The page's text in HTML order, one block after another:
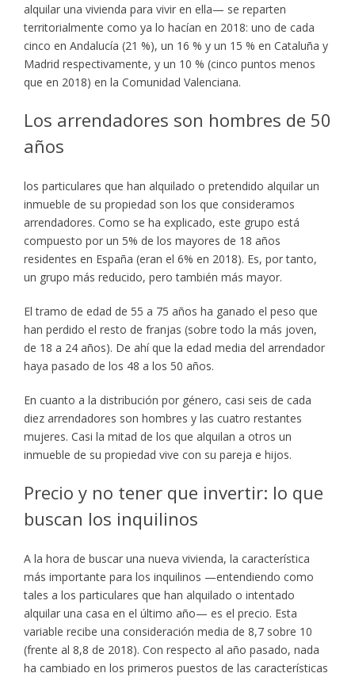
alquilar una vivienda para vivir en ella— se reparten
territorialmente como ya lo hacían en 2018: uno de cada
cinco en Andalucía (21 %), un 16 % y un 15 % en Cataluña y
Madrid respectivamente, y un 10 % (cinco puntos menos
que en 2018) en la Comunidad Valenciana.
Los arrendadores son hombres de 50
años
los particulares que han alquilado o pretendido alquilar un
inmueble de su propiedad son los que consideramos
arrendadores. Como se ha explicado, este grupo está
compuesto por un 5% de los mayores de 18 años
residentes en España (eran el 6% en 2018). Es, por tanto,
un grupo más reducido, pero también más mayor.
El tramo de edad de 55 a 75 años ha ganado el peso que
han perdido el resto de franjas (sobre todo la más joven,
de 18 a 24 años). De ahí que la edad media del arrendador
haya pasado de los 48 a los 50 años.
En cuanto a la distribución por género, casi seis de cada
diez arrendadores son hombres y las cuatro restantes
mujeres. Casi la mitad de los que alquilan a otros un
inmueble de su propiedad vive con su pareja e hijos.
Precio y no tener que invertir: lo que
buscan los inquilinos
A la hora de buscar una nueva vivienda, la característica
más importante para los inquilinos —entendiendo como
tales a los particulares que han alquilado o intentado
alquilar una casa en el último año— es el precio. Esta
variable recibe una consideración media de 8,7 sobre 10
(frente al 8,8 de 2018). Con respecto al año pasado, nada
ha cambiado en los primeros puestos de las características